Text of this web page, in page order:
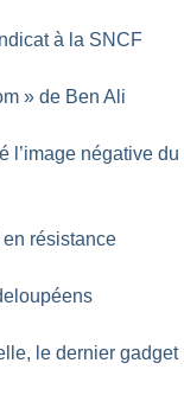
à la SNCF
» de Ben Ali
l’image négative du
résistance
le dernier gadget